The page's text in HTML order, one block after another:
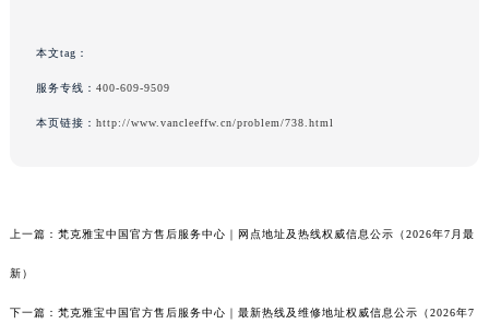
本文tag：
服务专线： 400-609-9509
本页链接： http://www.vancleeffw.cn/problem/738.html
上一篇： 梵克雅宝中国官方售后服务中心｜网点地址及热线权威信息公示（2026年7月最
新）
下一篇： 梵克雅宝中国官方售后服务中心｜最新热线及维修地址权威信息公示（2026年7